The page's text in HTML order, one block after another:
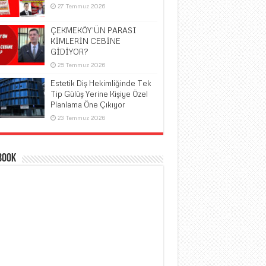
27 Temmuz 2026
ÇEKMEKÖY’ÜN PARASI
KİMLERİN CEBİNE
GİDİYOR?
25 Temmuz 2026
Estetik Diş Hekimliğinde Tek
Tip Gülüş Yerine Kişiye Özel
Planlama Öne Çıkıyor
23 Temmuz 2026